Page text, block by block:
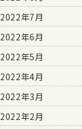
2022年7月
2022年6月
2022年5月
2022年4月
2022年3月
2022年2月